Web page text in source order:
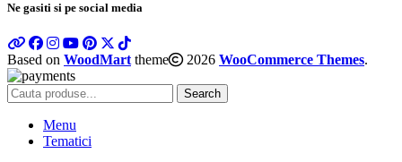
Ne gasiti si pe social media
Based on WoodMart theme 2026 WooCommerce Themes.
Search
Menu
Tematici